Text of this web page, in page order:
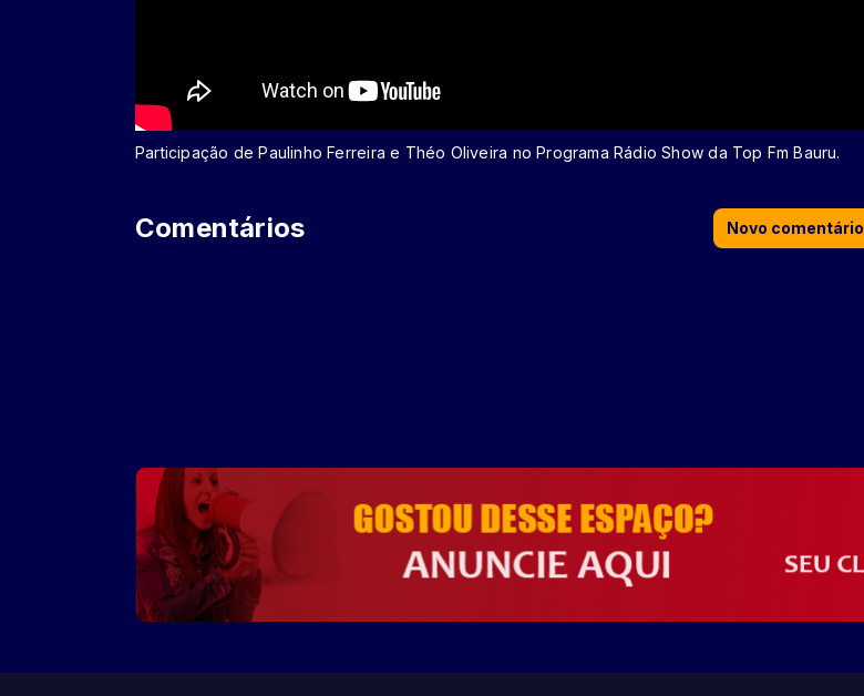
Participação de Paulinho Ferreira e Théo Oliveira no Programa Rádio Show da Top Fm Bauru.
Comentários Novo comentário